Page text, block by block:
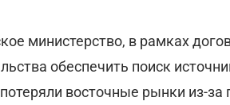
министерство, в рамках
обеспечить поиск
восточные рынки из-